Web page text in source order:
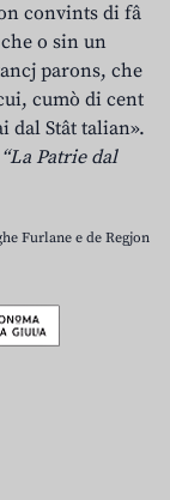
convints di fâ
o sin un
parons, che
cumò di cent
dal Stât talian».
Patrie dal
Furlane e de Regjon